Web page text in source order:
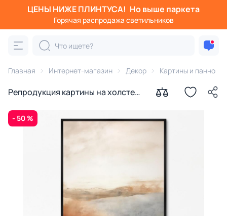
ЦЕНЫ НИЖЕ ПЛИНТУСА! Но выше паркета
Горячая распродажа светильников
Главная Интернет-магазин Декор Картины и панно
Репродукция картины на холсте
- 50 %